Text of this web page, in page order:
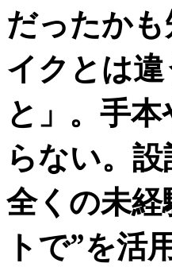
だったか
イクとは
と」。手
らない。
全くの未
トで”を活